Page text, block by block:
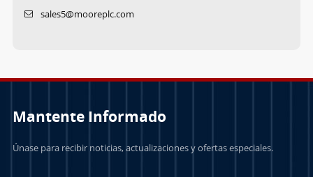
sales5@mooreplc.com
Mantente Informado
Únase para recibir noticias, actualizaciones y ofertas especiales.